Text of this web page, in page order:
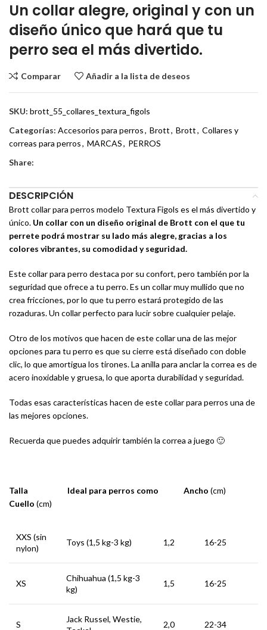
Un collar alegre, original y con un
diseño único que hará que tu
perro sea el más divertido.
Comparar Añadir a la lista de deseos
SKU: brott_55_collares_textura_figols
Categorías: Accesorios para perros, Brott, Brott, Collares y
correas para perros, MARCAS, PERROS
Share:
DESCRIPCIÓN
Brott collar para perros modelo Textura Figols es el más divertido y
único. Un collar con un diseño original de Brott con el que tu
perrete podrá mostrar su lado más alegre, gracias a los
colores vibrantes, su comodidad y seguridad.
Este collar para perro destaca por su confort, pero también por la
seguridad que ofrece a tu perro. Es un collar muy mullido que no
crea fricciones, por lo que tu perro estará protegido de las
rozaduras. Un collar perfecto para lucir sobre cualquier pelaje.
Otro de los motivos que hacen de este collar una de las mejor
opciones para tu perro es que su cierre está diseñado con doble
clic, lo que amortigua los tirones. La anilla para anclar la correa es de
acero inoxidable y gruesa, lo que aporta durabilidad y seguridad.
Todas esas características hacen de este collar para perros una de
las mejores opciones.
Recuerda que puedes adquirir también la correa a juego 🙂
Talla Ideal para perros como Ancho (cm)
Cuello (cm)
XXS (sin
nylon)
Toys (1,5 kg-3 kg) 1,2 16-25
XS
Chihuahua (1,5 kg-3
kg)
1,5 16-25
S
Jack Russel, Westie,
2,0 22-34